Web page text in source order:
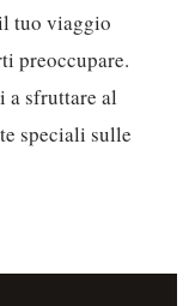
tuo viaggio
preoccupare.
a sfruttare al
speciali sulle